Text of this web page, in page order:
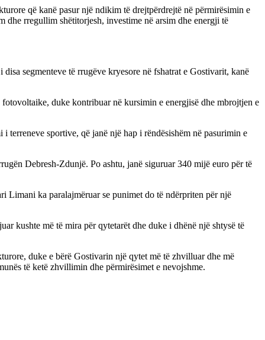
që kanë pasur një ndikim të drejtpërdrejtë në përmirësimin e
dhe rregullim shëtitorjesh, investime në arsim dhe energji të
segmenteve të rrugëve kryesore në fshatrat e Gostivarit, kanë
duke kontribuar në kursimin e energjisë dhe mbrojtjen e
sportive, që janë një hap i rëndësishëm në pasurimin e
Debresh-Zdunjë. Po ashtu, janë siguruar 340 mijë euro për të
Limani ka paralajmëruar se punimet do të ndërpriten për një
kushte më të mira për qytetarët dhe duke i dhënë një shtysë të
duke e bërë Gostivarin një qytet më të zhvilluar dhe më
të ketë zhvillimin dhe përmirësimet e nevojshme.